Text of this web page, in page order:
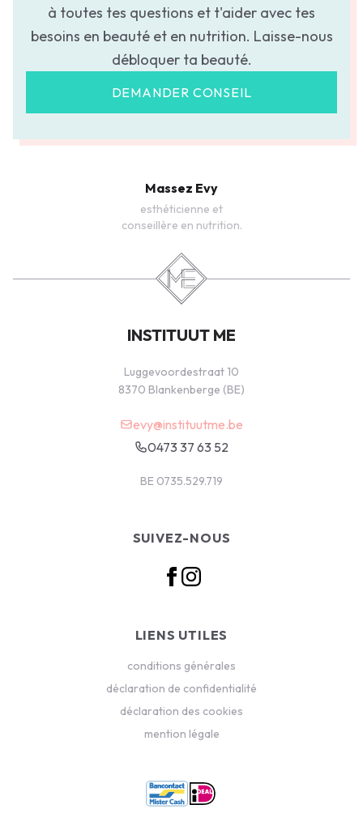
à toutes tes questions et t'aider avec tes
besoins en beauté et en nutrition. Laisse-nous
débloquer ta beauté.
DEMANDER CONSEIL
Massez Evy
esthéticienne et
conseillère en nutrition.
INSTITUUT ME
Luggevoordestraat 10
8370 Blankenberge (BE)
evy@instituutme.be
0473 37 63 52
BE 0735.529.719
SUIVEZ-NOUS
LIENS UTILES
conditions générales
déclaration de confidentialité
déclaration des cookies
mention légale